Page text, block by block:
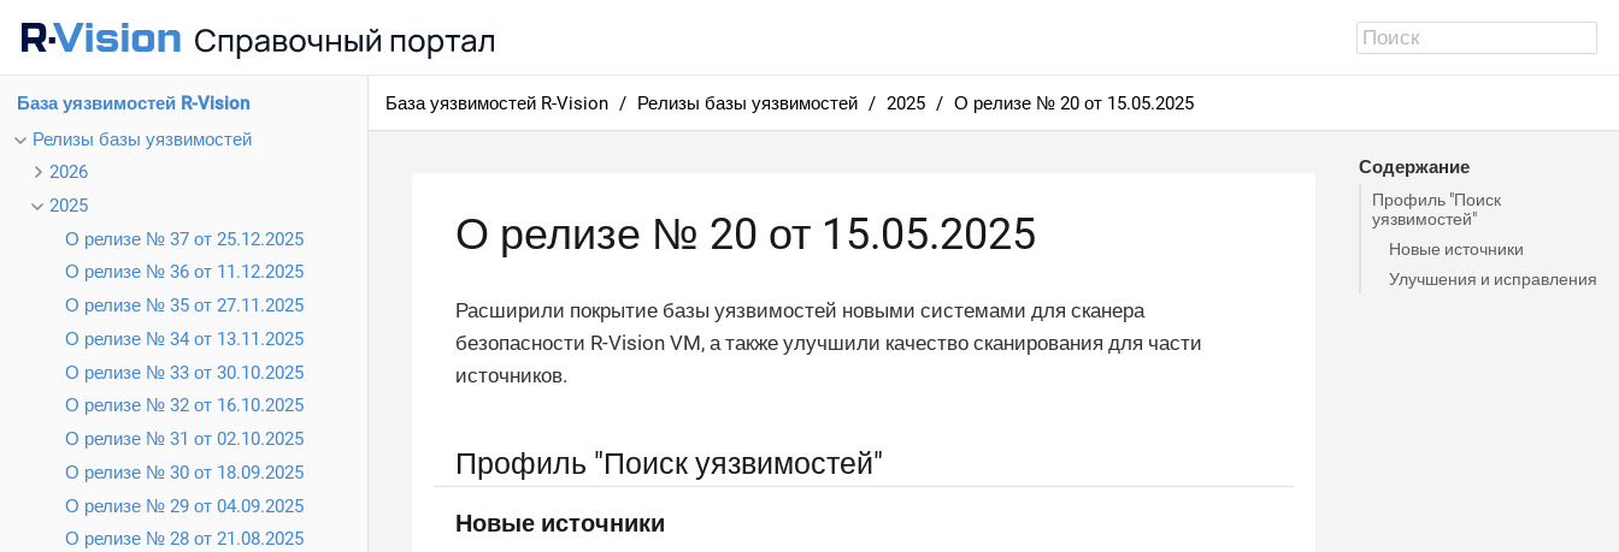
База уязвимостей R-Vision
Релизы базы уязвимостей
2026
2025
О релизе № 37 от 25.12.2025
О релизе № 36 от 11.12.2025
О релизе № 35 от 27.11.2025
О релизе № 34 от 13.11.2025
О релизе № 33 от 30.10.2025
О релизе № 32 от 16.10.2025
О релизе № 31 от 02.10.2025
О релизе № 30 от 18.09.2025
О релизе № 29 от 04.09.2025
О релизе № 28 от 21.08.2025
База уязвимостей R-Vision Релизы базы уязвимостей 2025 О релизе № 20 от 15.05.2025
Содержание
Профиль "Поиск
уязвимостей"
Новые источники
Улучшения и исправления
О релизе № 20 от 15.05.2025
Расширили покрытие базы уязвимостей новыми системами для сканера
безопасности R-Vision VM, а также улучшили качество сканирования для части
источников.
Профиль "Поиск уязвимостей"
Новые источники